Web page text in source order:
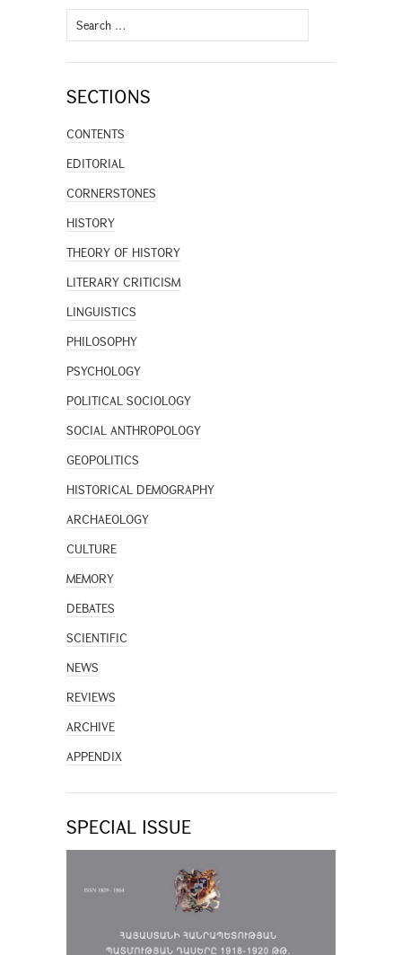
Search
for:
SECTIONS
CONTENTS
EDITORIAL
CORNERSTONES
HISTORY
THEORY OF HISTORY
LITERARY CRITICISM
LINGUISTICS
PHILOSOPHY
PSYCHOLOGY
POLITICAL SOCIOLOGY
SOCIAL ANTHROPOLOGY
GEOPOLITICS
HISTORICAL DEMOGRAPHY
ARCHAEOLOGY
CULTURE
MEMORY
DEBATES
SCIENTIFIC
NEWS
REVIEWS
ARCHIVE
APPENDIX
SPECIAL ISSUE